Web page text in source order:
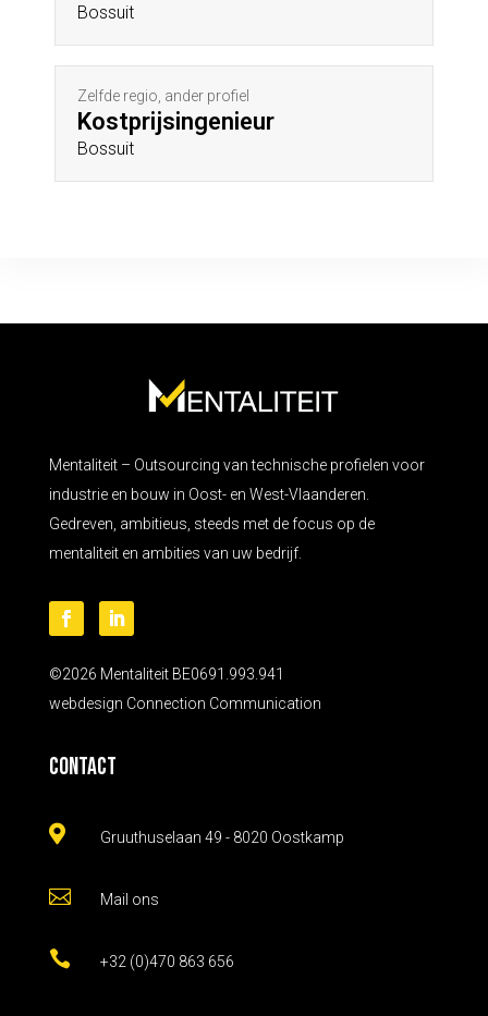
Bossuit
Zelfde regio, ander profiel
Kostprijsingenieur
Bossuit
Mentaliteit – Outsourcing van technische profielen voor
industrie en bouw in Oost- en West-Vlaanderen.
Gedreven, ambitieus, steeds met de focus op de
mentaliteit en ambities van uw bedrijf.
©2026 Mentaliteit BE0691.993.941
webdesign Connection Communication
Contact
 Gruuthuselaan 49 - 8020 Oostkamp
 Mail ons
 +32 (0)470 863 656